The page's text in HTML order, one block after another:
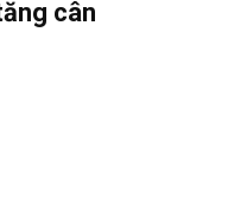
cân